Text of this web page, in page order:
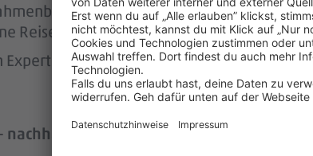
dafür, dass du dir nach 3
Reise oder einen Hausbau.
Expert:innen unterstützt dich durch die
nachhaltig und menschlich.